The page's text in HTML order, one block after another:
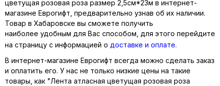
цветущая розовая роза размер 2,5см*23м в интернет-
магазине Еврогифт, предварительно узнав об их наличии.
Товар в Хабаровске вы сможете получить
наиболее удобным для Вас способом, для этого перейдите
на страницу с информацией о доставке и оплате.
В интернет-магазине Еврогифт всегда можно сделать заказ
и оплатить его. У нас не только низкие цены на такие
товары, как "Лента атласная цветущая розовая роза